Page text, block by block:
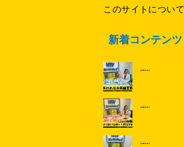
このサイトについて
新着コンテンツ
......
......
......